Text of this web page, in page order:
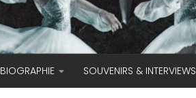
BIOGRAPHIE SOUVENIRS & INTERVIEWS